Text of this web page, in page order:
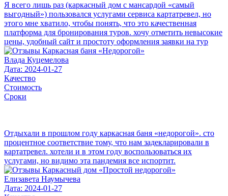
Я всего лишь раз (каркасный дом с мансардой «самый
выгодный») пользовался услугами сервиса картатревел, но
этого мне хватило, чтобы понять, что это качественная
платформа для бронирования туров. хочу отметить невысокие
цены, удобный сайт и простоту оформления заявки на тур
Влада Куцемелова
Дата: 2024-01-27
Качество
Стоимость
Сроки
Отдыхали в прошлом году каркасная баня «недорогой». сто
процентное соответствие тому, что нам задекларировали в
картатревел. хотели и в этом году воспользоваться их
услугами, но видимо эта пандемия все испортит.
Елизавета Наумычева
Дата: 2024-01-27